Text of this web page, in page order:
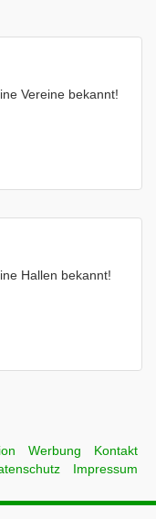
Vereine bekannt!
Hallen bekannt!
Werbung
Kontakt
Impressum